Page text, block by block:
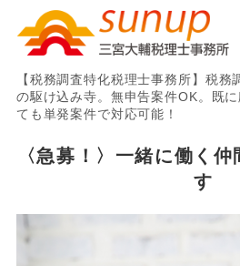
【税務調査特化税理士事務所】税務
の駆け込み寺。無申告案件OK。既
ても単発案件で対応可能！
ホーム
〈急募！〉一緒に働く
す